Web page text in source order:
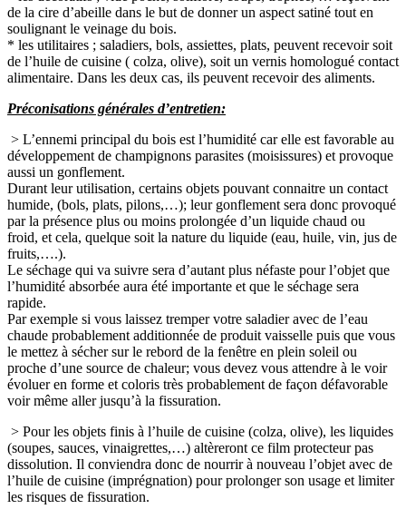
de la cire d’abeille dans le but de donner un aspect satiné tout en
soulignant le veinage du bois.
* les utilitaires ; saladiers, bols, assiettes, plats, peuvent recevoir soit
de l’huile de cuisine ( colza, olive), soit un vernis homologué contact
alimentaire. Dans les deux cas, ils peuvent recevoir des aliments.
Préconisations générales d’entretien:
> L’ennemi principal du bois est l’humidité car elle est favorable au
développement de champignons parasites (moisissures) et provoque
aussi un gonflement.
Durant leur utilisation, certains objets pouvant connaitre un contact
humide, (bols, plats, pilons,…); leur gonflement sera donc provoqué
par la présence plus ou moins prolongée d’un liquide chaud ou
froid, et cela, quelque soit la nature du liquide (eau, huile, vin, jus de
fruits,….).
Le séchage qui va suivre sera d’autant plus néfaste pour l’objet que
l’humidité absorbée aura été importante et que le séchage sera
rapide.
Par exemple si vous laissez tremper votre saladier avec de l’eau
chaude probablement additionnée de produit vaisselle puis que vous
le mettez à sécher sur le rebord de la fenêtre en plein soleil ou
proche d’une source de chaleur; vous devez vous attendre à le voir
évoluer en forme et coloris très probablement de façon défavorable
voir même aller jusqu’à la fissuration.
> Pour les objets finis à l’huile de cuisine (colza, olive), les liquides
(soupes, sauces, vinaigrettes,…) altèreront ce film protecteur pas
dissolution. Il conviendra donc de nourrir à nouveau l’objet avec de
l’huile de cuisine (imprégnation) pour prolonger son usage et limiter
les risques de fissuration.